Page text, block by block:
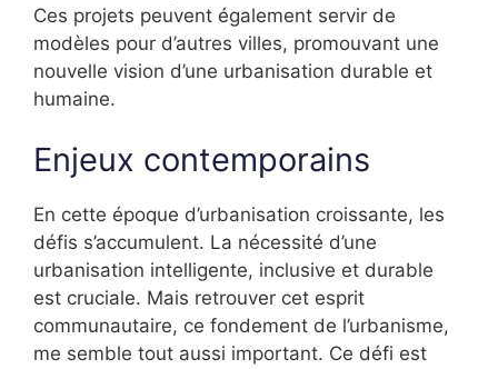
Ces projets peuvent également servir de
modèles pour d’autres villes, promouvant une
nouvelle vision d’une urbanisation durable et
humaine.
Enjeux contemporains
En cette époque d’urbanisation croissante, les
défis s’accumulent. La nécessité d’une
urbanisation intelligente, inclusive et durable
est cruciale. Mais retrouver cet esprit
communautaire, ce fondement de l’urbanisme,
me semble tout aussi important. Ce défi est